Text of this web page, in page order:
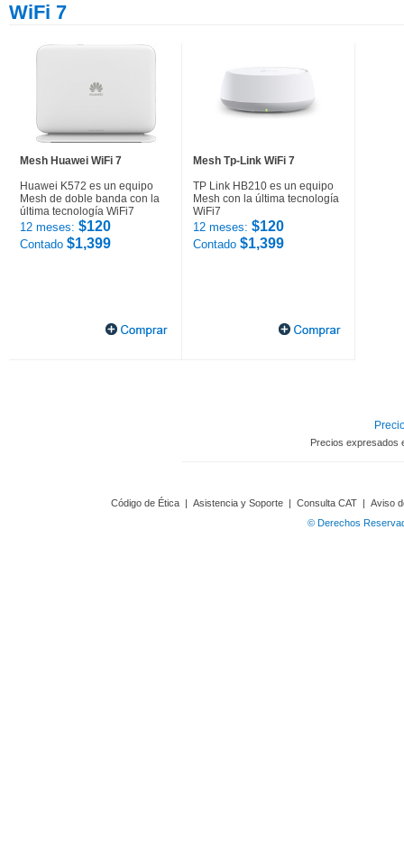
WiFi 7
Mesh Huawei WiFi 7
Huawei K572 es un equipo
Mesh de doble banda con la
última tecnología WiFi7
12 meses: $120
Contado $1,399
Mesh Tp-Link WiFi 7
TP Link HB210 es un equipo
Mesh con la última tecnología
WiFi7
12 meses: $120
Contado $1,399
Precios expresados
Código de Ética | Asistencia y Soporte | Consulta CAT | Aviso
© Derechos